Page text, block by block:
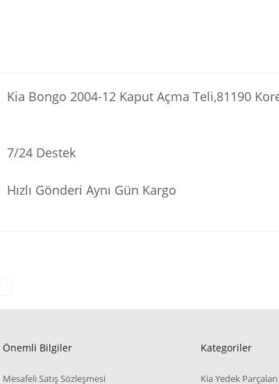
Kia Bongo 2004-12 Kaput Açma Teli,81190
7/24 Destek
Hızlı Gönderi Aynı Gün Kargo
Önemli Bilgiler
Mesafeli Satış Sözleşmesi
Kategoriler
Kia Yedek Parçaları